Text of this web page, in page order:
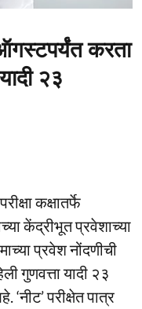
करता
२३
कक्षातर्फे
केंद्रीभूत प्रवेशाच्या
प्रवेश नोंदणीची
गुणवत्ता यादी २३
परीक्षेत पात्र